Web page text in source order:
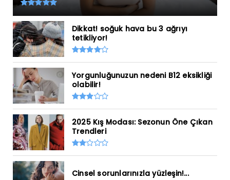
Dikkat! soğuk hava bu 3 ağrıyı
tetikliyor!
Yorgunluğunuzun nedeni B12 eksikliği
olabilir!
2025 Kış Modası: Sezonun Öne Çıkan
Trendleri
Cinsel sorunlarınızla yüzleşin!...